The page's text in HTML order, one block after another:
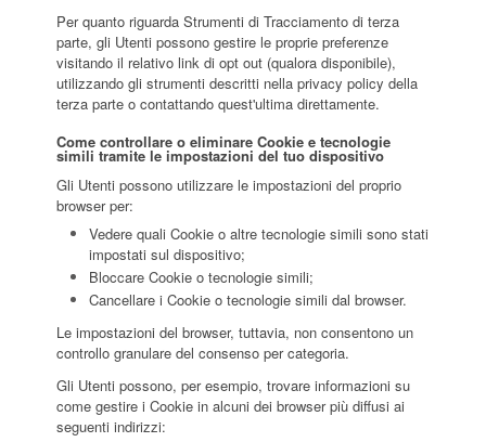
Per quanto riguarda Strumenti di Tracciamento di terza
parte, gli Utenti possono gestire le proprie preferenze
visitando il relativo link di opt out (qualora disponibile),
utilizzando gli strumenti descritti nella privacy policy della
terza parte o contattando quest'ultima direttamente.
Come controllare o eliminare Cookie e tecnologie
simili tramite le impostazioni del tuo dispositivo
Gli Utenti possono utilizzare le impostazioni del proprio
browser per:
Vedere quali Cookie o altre tecnologie simili sono stati
impostati sul dispositivo;
Bloccare Cookie o tecnologie simili;
Cancellare i Cookie o tecnologie simili dal browser.
Le impostazioni del browser, tuttavia, non consentono un
controllo granulare del consenso per categoria.
Gli Utenti possono, per esempio, trovare informazioni su
come gestire i Cookie in alcuni dei browser più diffusi ai
seguenti indirizzi: